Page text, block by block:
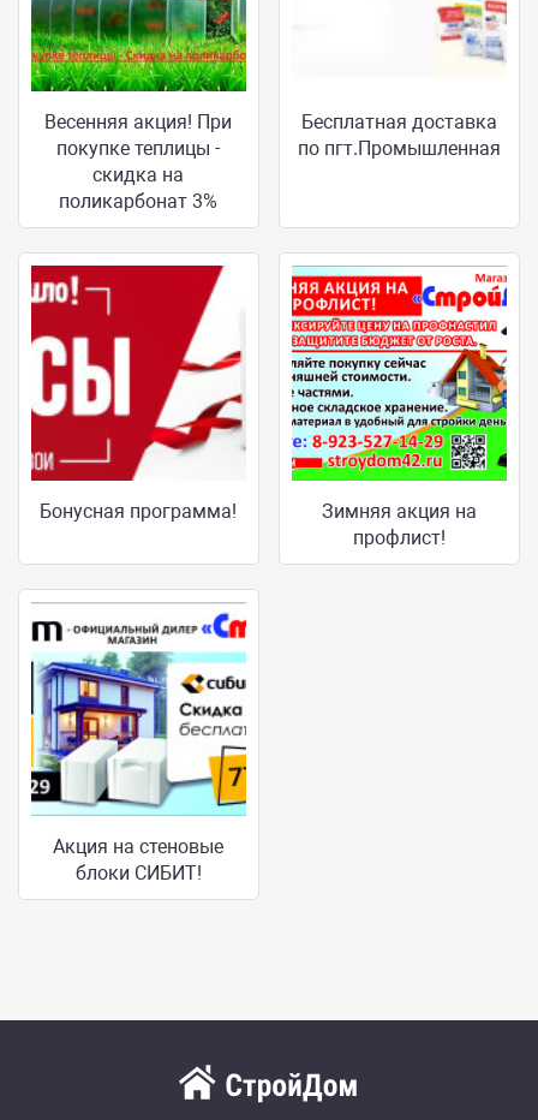
Весенняя акция! При
покупке теплицы -
скидка на
поликарбонат 3%
Бесплатная доставка
по пгт.Промышленная
Бонусная программа!
Зимняя акция на
профлист!
Акция на стеновые
блоки СИБИТ!